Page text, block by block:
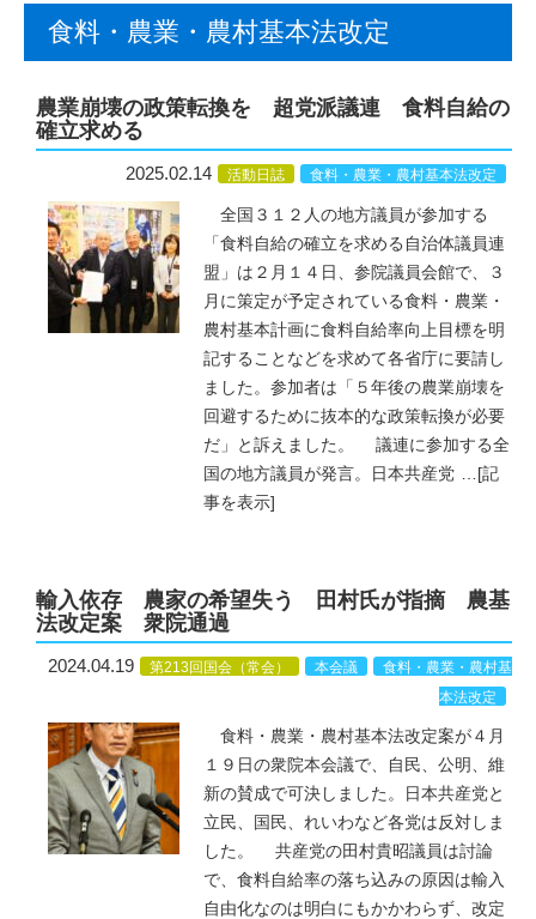
食料・農業・農村基本法改定
農業崩壊の政策転換を 超党派議連 食料自給の
確立求める
2025.02.14 活動日誌 食料・農業・農村基本法改定
全国３１２人の地方議員が参加する
「食料自給の確立を求める自治体議員連
盟」は２月１４日、参院議員会館で、３
月に策定が予定されている食料・農業・
農村基本計画に食料自給率向上目標を明
記することなどを求めて各省庁に要請し
ました。参加者は「５年後の農業崩壊を
回避するために抜本的な政策転換が必要
だ」と訴えました。 議連に参加する全
国の地方議員が発言。日本共産党 … [記
事を表示]
輸入依存 農家の希望失う 田村氏が指摘 農基
法改定案 衆院通過
2024.04.19 第213回国会（常会） 本会議
食料・農業・農村基
本法改定
食料・農業・農村基本法改定案が４月
１９日の衆院本会議で、自民、公明、維
新の賛成で可決しました。日本共産党と
立民、国民、れいわなど各党は反対しま
した。 共産党の田村貴昭議員は討論
で、食料自給率の落ち込みの原因は輸入
自由化なのは明白にもかかわらず、改定